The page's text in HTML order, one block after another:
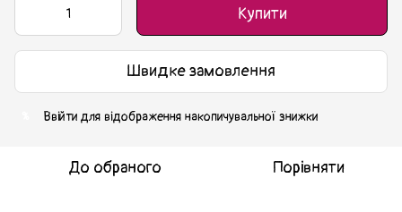
Купити
Швидке замовлення
Ввійти для відображення накопичувальної знижки
До обраного Порівняти